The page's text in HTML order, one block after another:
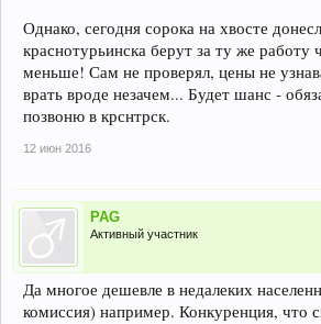
Однако, сегодня сорока на хвосте
краснотурьинска берут за ту же работу
меньше! Сам не проверял, цены не
врать вроде незачем... Будет шанс -
позвоню в крснтрск.
12 июн 2016
PAG
Активный участник
Да многое дешевле в недалеких
комиссия) например. Конкуренция, что